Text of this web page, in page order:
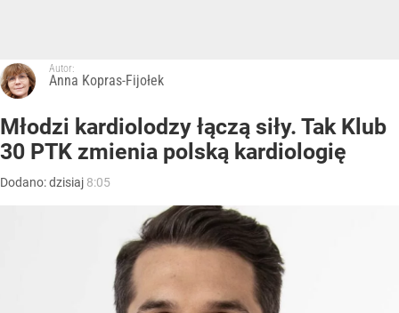
Autor:
Anna Kopras-Fijołek
Młodzi kardiolodzy łączą siły. Tak Klub
30 PTK zmienia polską kardiologię
Dodano:dzisiaj 8:05